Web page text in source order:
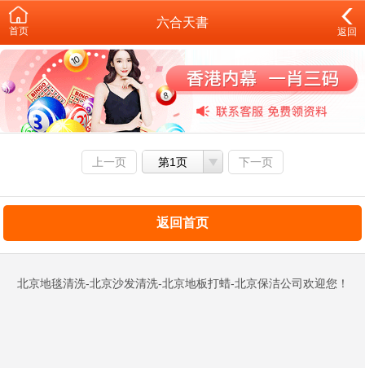
首页
六合天書
返回
上一页 第1页 下一页
返回首页
北京地毯清洗-北京沙发清洗-北京地板打蜡-北京保洁公司欢迎您！